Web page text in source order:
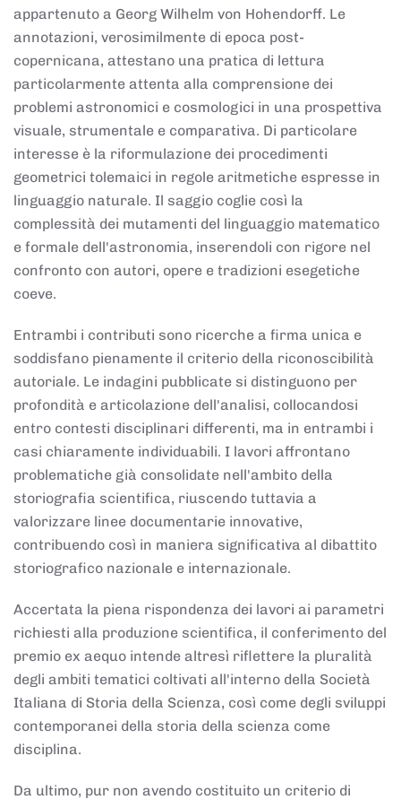
appartenuto a Georg Wilhelm von Hohendorff. Le
annotazioni, verosimilmente di epoca post-
copernicana, attestano una pratica di lettura
particolarmente attenta alla comprensione dei
problemi astronomici e cosmologici in una prospettiva
visuale, strumentale e comparativa. Di particolare
interesse è la riformulazione dei procedimenti
geometrici tolemaici in regole aritmetiche espresse in
linguaggio naturale. Il saggio coglie così la
complessità dei mutamenti del linguaggio matematico
e formale dell'astronomia, inserendoli con rigore nel
confronto con autori, opere e tradizioni esegetiche
coeve.
Entrambi i contributi sono ricerche a firma unica e
soddisfano pienamente il criterio della riconoscibilità
autoriale. Le indagini pubblicate si distinguono per
profondità e articolazione dell'analisi, collocandosi
entro contesti disciplinari differenti, ma in entrambi i
casi chiaramente individuabili. I lavori affrontano
problematiche già consolidate nell'ambito della
storiografia scientifica, riuscendo tuttavia a
valorizzare linee documentarie innovative,
contribuendo così in maniera significativa al dibattito
storiografico nazionale e internazionale.
Accertata la piena rispondenza dei lavori ai parametri
richiesti alla produzione scientifica, il conferimento del
premio ex aequo intende altresì riflettere la pluralità
degli ambiti tematici coltivati all'interno della Società
Italiana di Storia della Scienza, così come degli sviluppi
contemporanei della storia della scienza come
disciplina.
Da ultimo, pur non avendo costituito un criterio di